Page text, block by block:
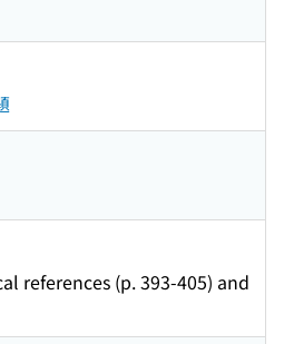
references (p. 393-405) and